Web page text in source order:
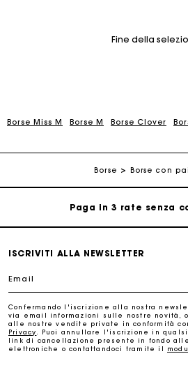
Fine della
Borse Miss M Borse M Borse Clover
Borse Borse con
La carta regalo Maje: il modo
Consegna a domicilio
Paga in 3 rate senza
La carta regalo Maje: il modo
perfetto
ISCRIVITI ALLA NEWSLETTER
Email
Confermando l'iscrizione alla nostra
via email informazioni sulle nostre novità,
alle nostre vendite private in conformità
Privacy. Puoi annullare l'iscrizione in
link di cancellazione presente in fondo
elettroniche o contattandoci tramite il